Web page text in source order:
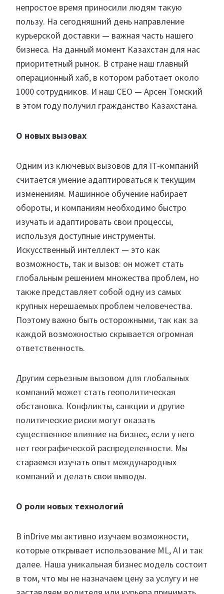
непростое время приносили людям такую
пользу. На сегодняшний день направление
курьерской доставки — важная часть нашего
бизнеса. На данный момент Казахстан для нас
приоритетный рынок. В стране наш главный
операционный хаб, в котором работает около
1000 сотрудников. И наш СЕО — Арсен Томский
в этом году получил гражданство Казахстана.
О новых вызовах
Одним из ключевых вызовов для IT-компаний
считается умение адаптироваться к текущим
изменениям. Машинное обучение набирает
обороты, и компаниям необходимо быстро
изучать и адаптировать свои процессы,
используя доступные инструменты.
Искусственный интеллект — это как
возможность, так и вызов: он может стать
глобальным решением множества проблем, но
также представляет собой одну из самых
крупных нерешаемых проблем человечества.
Поэтому важно быть осторожными, так как за
каждой возможностью скрывается огромная
ответственность.
Другим серьезным вызовом для глобальных
компаний может стать геополитическая
обстановка. Конфликты, санкции и другие
политические риски могут оказать
существенное влияние на бизнес, если у него
нет географической распределенности. Мы
стараемся изучать опыт международных
компаний и делать свои выводы.
О роли новых технологий
В inDrive мы активно изучаем возможности,
которые открывает использование ML, AI и так
далее. Наша уникальная бизнес модель состоит
в том, что мы не назначаем цену за услугу и не